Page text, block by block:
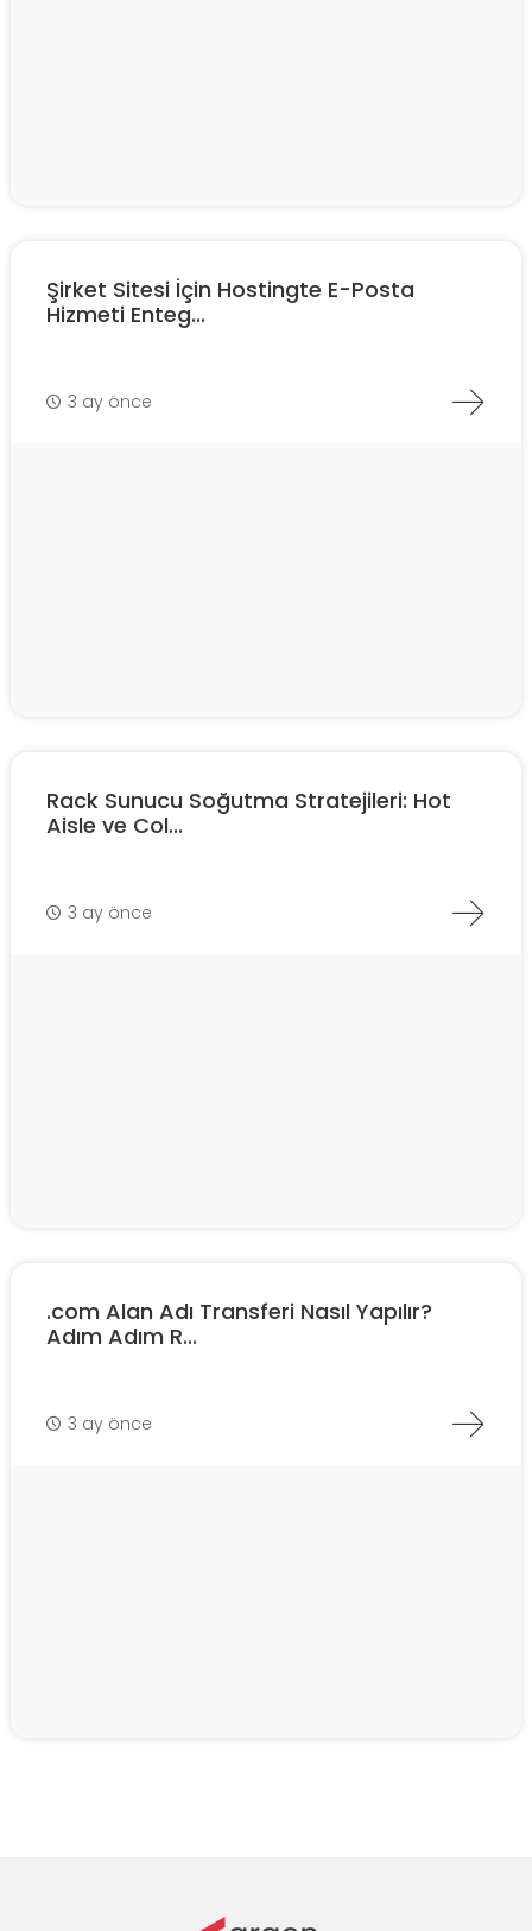
Şirket Sitesi İçin Hostingte E-Posta
Hizmeti Enteg...
3 ay önce
Rack Sunucu Soğutma Stratejileri: Hot
Aisle ve Col...
3 ay önce
.com Alan Adı Transferi Nasıl Yapılır?
Adım Adım R...
3 ay önce